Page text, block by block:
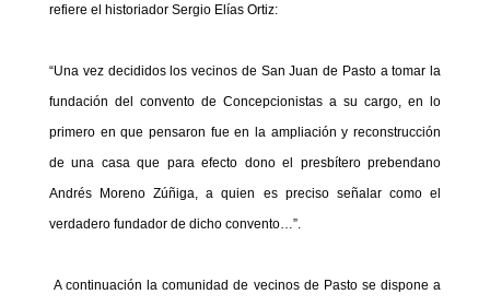
refiere el historiador Sergio Elías Ortiz:
“Una vez decididos los vecinos de San Juan de Pasto a tomar la
fundación del convento de Concepcionistas a su cargo, en lo
primero en que pensaron fue en la ampliación y reconstrucción
de una casa que para efecto dono el presbítero prebendano
Andrés Moreno Zúñiga, a quien es preciso señalar como el
verdadero fundador de dicho convento…”.
A continuación la comunidad de vecinos de Pasto se dispone a